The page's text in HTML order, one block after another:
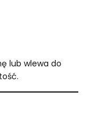
lub wlewa do